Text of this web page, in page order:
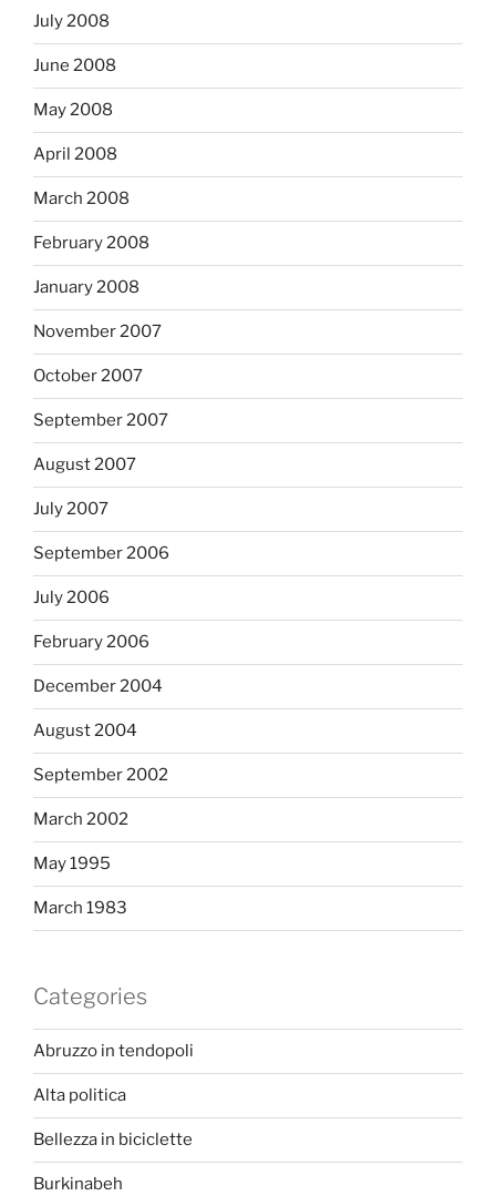
July 2008
June 2008
May 2008
April 2008
March 2008
February 2008
January 2008
November 2007
October 2007
September 2007
August 2007
July 2007
September 2006
July 2006
February 2006
December 2004
August 2004
September 2002
March 2002
May 1995
March 1983
Categories
Abruzzo in tendopoli
Alta politica
Bellezza in biciclette
Burkinabeh